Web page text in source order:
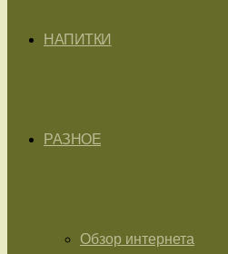
НАПИТКИ
РАЗНОЕ
Обзор интернета